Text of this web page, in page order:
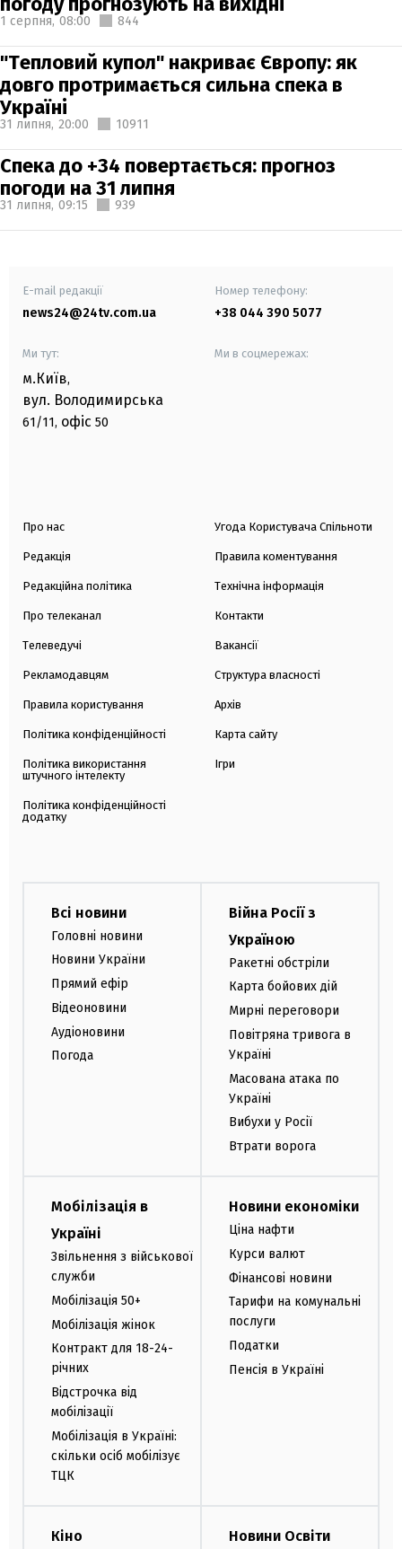
1 серпня, 08:00 844
"Тепловий купол" накриває Європу: як
довго протримається сильна спека в
Україні
31 липня, 20:00 10911
Спека до +34 повертається: прогноз
погоди на 31 липня
31 липня, 09:15 939
E-mail редакції
news24@24tv.com.ua
Номер телефону:
+38 044 390 5077
Ми тут:
м.Київ,
вул. Володимирська
61/11, офіс 50
Ми в соцмережах:
Про нас
Редакція
Редакційна політика
Про телеканал
Телеведучі
Рекламодавцям
Правила користування
Політика конфіденційності
Політика використання
штучного інтелекту
Політика конфіденційності
додатку
Угода Користувача Спільноти
Правила коментування
Технічна інформація
Контакти
Вакансії
Структура власності
Архів
Карта сайту
Ігри
Всі новини
Головні новини
Новини України
Прямий ефір
Відеоновини
Аудіоновини
Погода
Війна Росії з
Україною
Ракетні обстріли
Карта бойових дій
Мирні переговори
Повітряна тривога в
Україні
Масована атака по
Україні
Вибухи у Росії
Втрати ворога
Мобілізація в
Україні
Звільнення з військової
служби
Мобілізація 50+
Мобілізація жінок
Контракт для 18-24-
річних
Відстрочка від
мобілізації
Мобілізація в Україні:
скільки осіб мобілізує
ТЦК
Новини економіки
Ціна нафти
Курси валют
Фінансові новини
Тарифи на комунальні
послуги
Податки
Пенсія в Україні
Кіно Новини Освіти